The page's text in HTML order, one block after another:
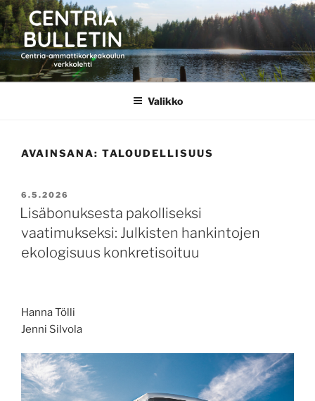
Siirry
sisältöön
CENTRIA BULLETIN
Valikko
AVAINSANA: TALOUDELLISUUS
JULKAISTU
6.5.2026
Lisäbonuksesta pakolliseksi
vaatimukseksi: Julkisten hankintojen
ekologisuus konkretisoituu
Hanna Tölli
Jenni Silvola